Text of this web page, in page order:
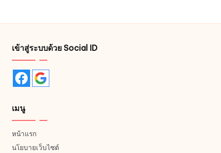
เข้าสู่ระบบด้วย Social ID
เมนู
หน้าแรก
นโยบายเว็บไซต์